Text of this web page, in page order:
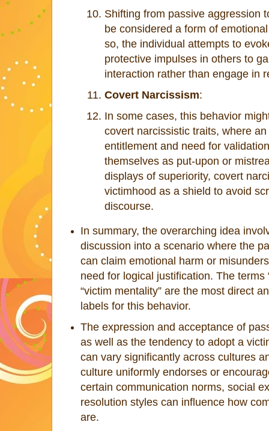
Shifting from passive aggression
be considered a form of
so, the individual attempts to
protective impulses in others to
interaction rather than engage in
Covert Narcissism:
In some cases, this behavior
covert narcissistic traits, where
entitlement and need for
themselves as put-upon or
displays of superiority, covert
victimhood as a shield to avoid
discourse.
In summary, the overarching idea
discussion into a scenario where the
can claim emotional harm or
need for logical justification. The terms
“victim mentality” are the most direct
labels for this behavior.
The expression and acceptance of
as well as the tendency to adopt a
can vary significantly across cultures
culture uniformly endorses or
certain communication norms, social
resolution styles can influence how
are.